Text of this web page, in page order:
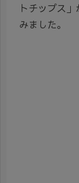
トチップス
みました。